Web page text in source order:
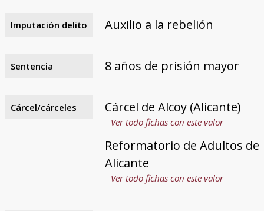
Imputación delito Auxilio a la rebelión
Sentencia 8 años de prisión mayor
Cárcel/cárceles Cárcel de Alcoy (Alicante)
Ver todo fichas con este valor
Reformatorio de Adultos de
Alicante
Ver todo fichas con este valor